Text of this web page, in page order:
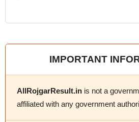
IMPORTANT
AllRojgarResult.in is not a
affiliated with any government